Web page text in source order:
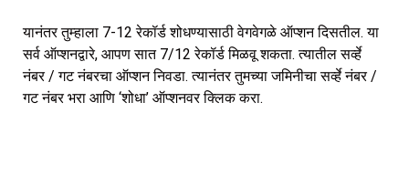
यानंतर तुम्हाला 7-12 रेकॉर्ड शोधण्यासाठी वेगवेगळे ऑप्शन दिसतील. या
सर्व ऑप्शनद्वारे, आपण सात 7/12 रेकॉर्ड मिळवू शकता. त्यातील सर्व्हे
नंबर / गट नंबरचा ऑप्शन निवडा. त्यानंतर तुमच्या जमिनीचा सर्व्हे नंबर /
गट नंबर भरा आणि ‘शोधा’ ऑप्शनवर क्लिक करा.